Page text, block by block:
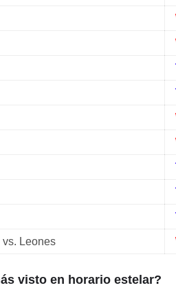
vs. Leones
visto en horario estelar?